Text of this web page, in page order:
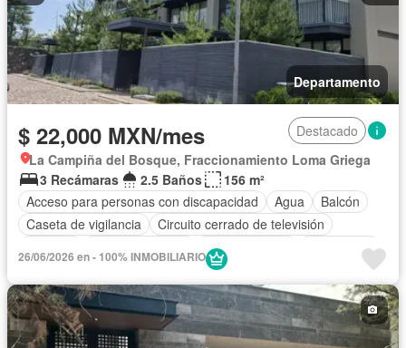
Permite niños
Solo familias Completamente amueblado
Departamento
$ 22,000 MXN/mes
Destacado
La Campiña del Bosque, Fraccionamiento Loma Griega
3 Recámaras
2.5 Baños
156 m²
Acceso para personas con discapacidad
Agua
Balcón
Caseta de vigilancia
Circuito cerrado de televisión
Cocina integral
Electricidad
Gas natural
Recámara con closet
Seguridad
Televisión por cable
Terraza
Vista panorámica Wifi
Zonas verdes
Permite mascotas
Permite niños
Solo familias
26/06/2026 en - 100% INMOBILIARIO